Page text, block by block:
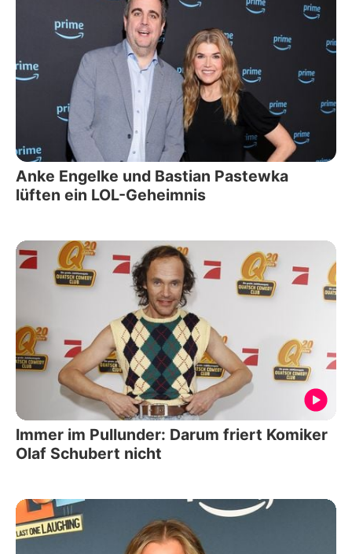
Anke Engelke und Bastian Pastewka
lüften ein LOL-Geheimnis
Immer im Pullunder: Darum friert Komiker
Olaf Schubert nicht